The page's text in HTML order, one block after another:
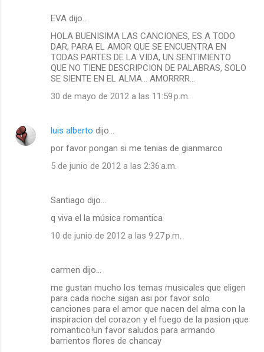
EVA dijo…
HOLA BUENISIMA LAS CANCIONES, ES A TODO
DAR, PARA EL AMOR QUE SE ENCUENTRA EN
TODAS PARTES DE LA VIDA, UN SENTIMIENTO
QUE NO TIENE DESCRIPCION DE PALABRAS, SOLO
SE SIENTE EN EL ALMA... AMORRRR...
30 de mayo de 2012 a las 11:59 p.m.
luis alberto dijo…
por favor pongan si me tenias de gianmarco
5 de junio de 2012 a las 2:36 a.m.
Santiago dijo…
q viva el la música romantica
10 de junio de 2012 a las 9:27 p.m.
carmen dijo…
me gustan mucho los temas musicales que eligen
para cada noche sigan asi por favor solo
canciones para el amor que nacen del alma con la
inspiracion del corazon y el fuego de la pasion ¡que
romantico!un favor saludos para armando
barrientos flores de chancay